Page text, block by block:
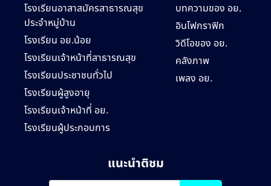
โรงเรียนอาสาสมัครสาธารณสุข
ประจำหมู่บ้าน
โรงเรียน อย.น้อย
โรงเรียนเจ้าหน้าที่สาธารณสุข
โรงเรียนประชาชนทั่วไป
โรงเรียนผู้สูงอายุ
โรงเรียนเจ้าหน้าที่ อย.
โรงเรียนผู้ประกอบการ
บทความของ อย.
อินโฟกราฟิก
วิดีโอของ อย.
คลังภาพ
เพลง อย.
แนะนำติชม